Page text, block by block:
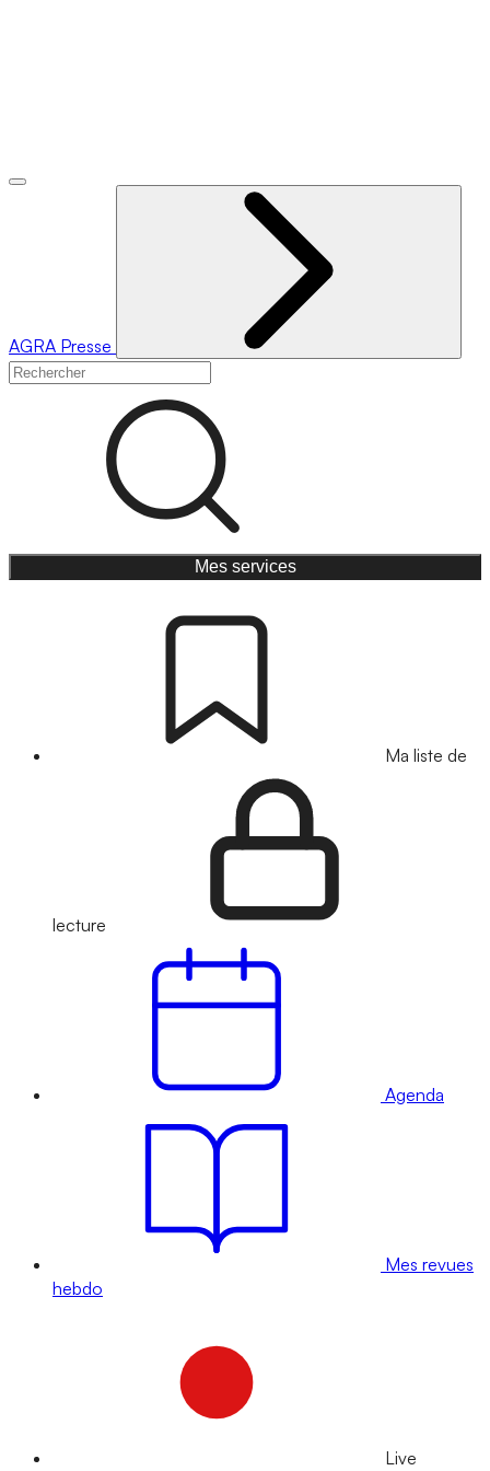
AGRA Presse
Mes services
Ma liste de
lecture
Agenda
Mes revues
hebdo
Live